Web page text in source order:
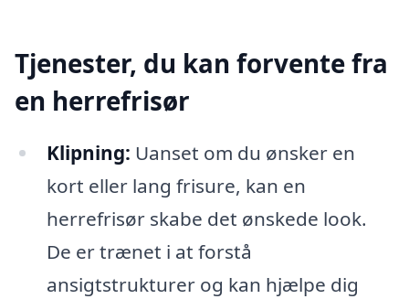
Tjenester, du kan forvente fra
en herrefrisør
Klipning: Uanset om du ønsker en
kort eller lang frisure, kan en
herrefrisør skabe det ønskede look.
De er trænet i at forstå
ansigtstrukturer og kan hjælpe dig